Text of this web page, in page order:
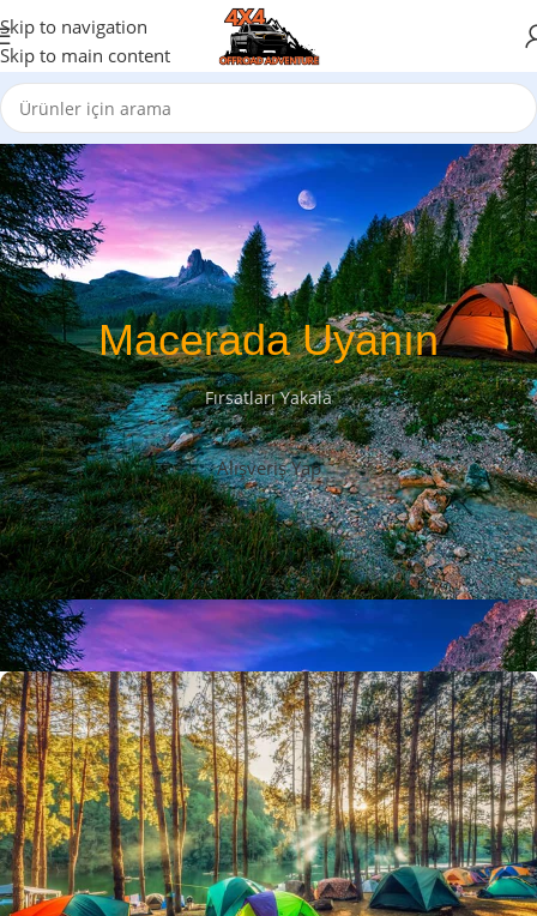
Skip to navigation
Skip to main content
Macerada Uyanın
Fırsatları Yakala
Alışveriş Yap